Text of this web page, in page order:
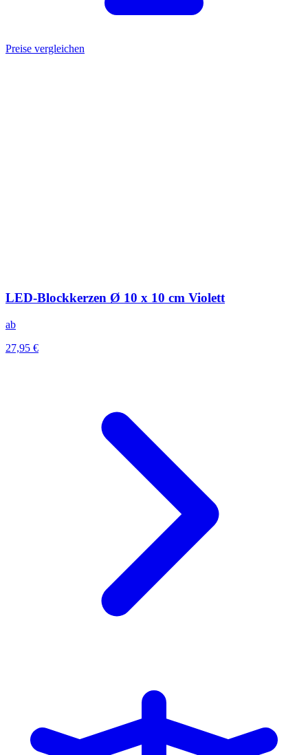
Preise vergleichen
LED-Blockkerzen Ø 10 x 10 cm Violett
ab
27,95 €